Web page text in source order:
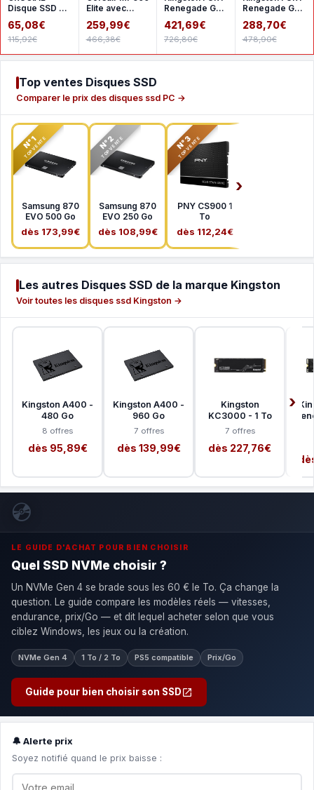
Disque SSD -
BX500 -
500go - 25
pouces
65,08€
115,92€
Elite avec
dissipateur - 2
To pour PS5
259,99€
466,38€
Renegade G5
2 To
421,69€
726,80€
Renegade G5 -
1 To
288,70€
478,90€
Top ventes Disques SSD
Comparer le prix des disques ssd PC →
N°1
TOP VENTE
Samsung 870
EVO 500 Go
dès 173,99€
N°2
TOP VENTE
Samsung 870
EVO 250 Go
dès 108,99€
N°3
TOP VENTE
PNY CS900 1
To
dès 112,24€
Les autres Disques SSD de la marque Kingston
Voir toutes les disques ssd Kingston →
Kingston A400 -
480 Go
8 offres
dès 95,89€
Kingston A400 -
960 Go
7 offres
dès 139,99€
Kingston
KC3000 - 1 To
7 offres
dès 227,76€
💿
LE GUIDE D'ACHAT POUR BIEN CHOISIR
Quel SSD NVMe choisir ?
Un NVMe Gen 4 se brade sous les 60 € le To. Ça change la
question. Le guide compare les modèles réels — vitesses,
endurance, prix/Go — et dit lequel acheter selon que vous
ciblez Windows, les jeux ou la création.
NVMe Gen 4 1 To / 2 To PS5 compatible Prix/Go
Guide pour bien choisir son SSD
🔔 Alerte prix
Soyez notifié quand le prix baisse :